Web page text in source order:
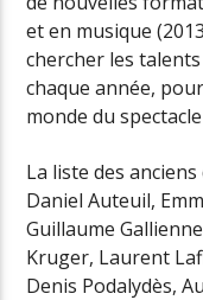
et en musique
chercher les
chaque année,
monde du
La liste des
Daniel Auteuil,
Guillaume
Kruger, Laurent
Denis Podalydès,